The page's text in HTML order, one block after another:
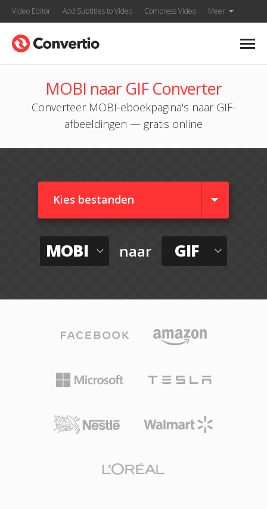
Video Editor Add Subtitles to Video Compress Video Meer
MOBI naar GIF Converter
Converteer MOBI-eboekpagina's naar GIF-
afbeeldingen — gratis online
Kies bestanden
MOBI naar GIF